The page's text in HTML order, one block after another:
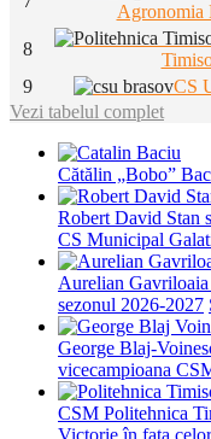
Agronomia
8
9
CS
Vezi tabelul complet
Cătălin „Bobo”
Robert David Stan
CS Municipal
Aurelian Gavriloaia
sezonul 2026-2027
George Blaj-
vicecampioana
CSM Politehnica
Victorie în fața